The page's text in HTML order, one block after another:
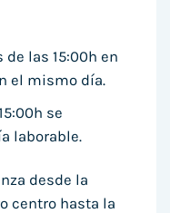
las 15:00h en
el mismo día.
se
laborable.
desde la
centro hasta la